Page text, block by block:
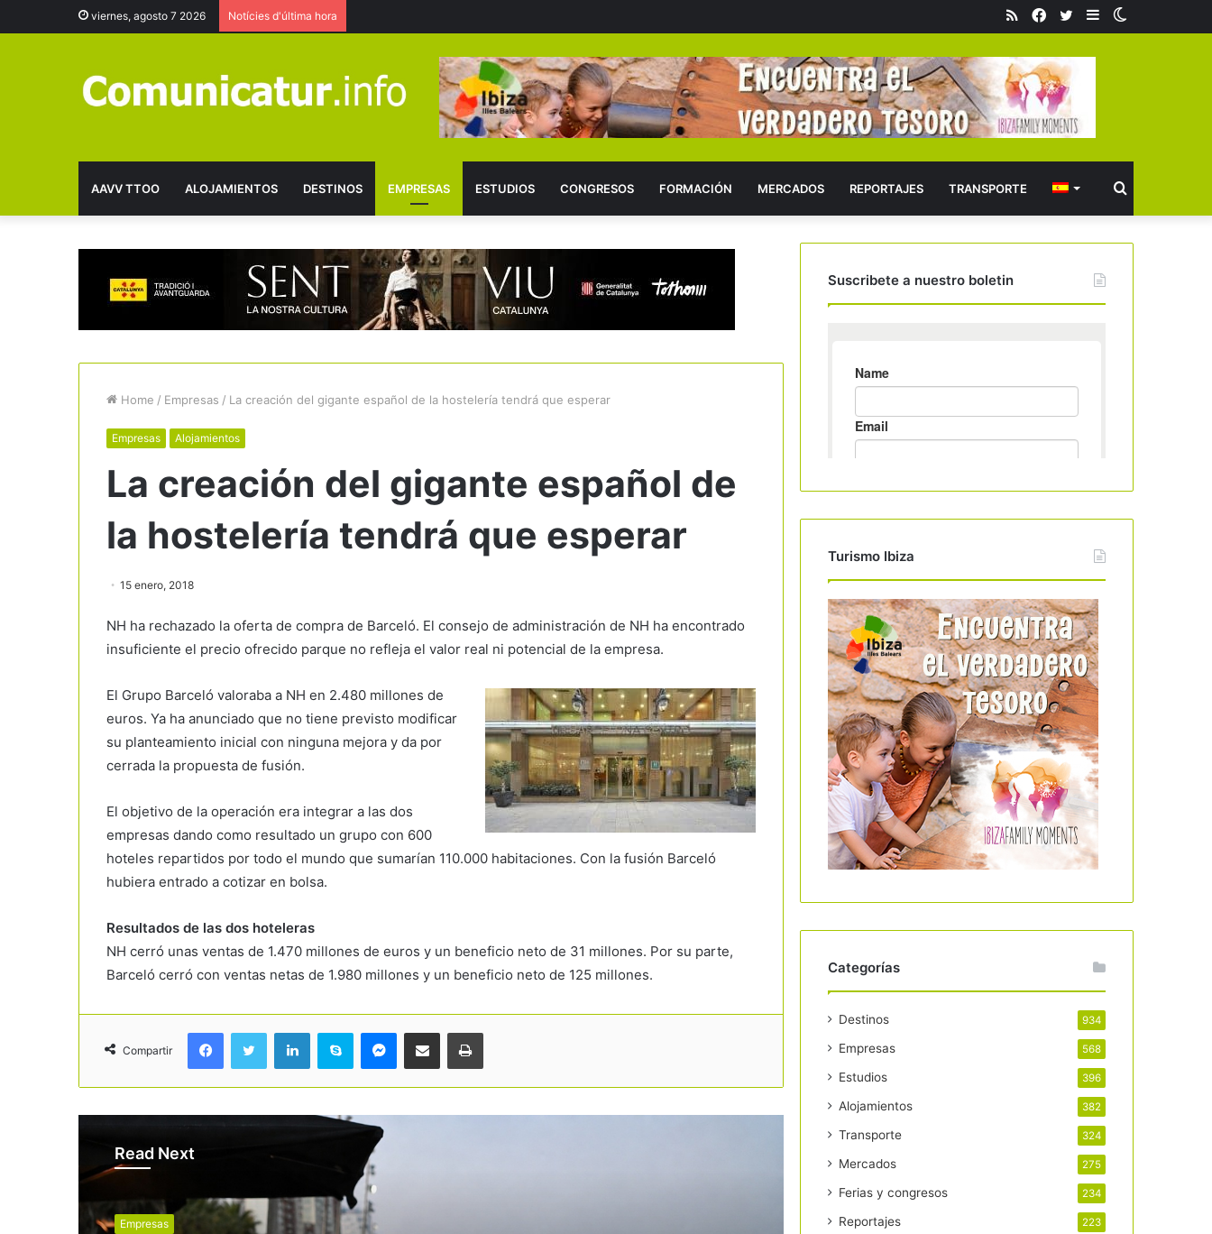
viernes, agosto 7 2026 Notícies d'última hora
Barra
Twitter
Facebook
RSS
AAVV TTOO ALOJAMIENTOS DESTINOS EMPRESAS ESTUDIOS CONGRESOS FORMACIÓN MERCADOS REPORTAJES TRANSPORTE Buscar
Home / Empresas / La creación del gigante español de la hostelería tendrá que esperar
Empresas Alojamientos
La creación del gigante español de
la hostelería tendrá que esperar
15 enero, 2018
NH ha rechazado la oferta de compra de Barceló. El consejo de administración de NH ha encontrado
insuficiente el precio ofrecido parque no refleja el valor real ni potencial de la empresa.
El Grupo Barceló valoraba a NH en 2.480 millones de
euros. Ya ha anunciado que no tiene previsto modificar
su planteamiento inicial con ninguna mejora y da por
cerrada la propuesta de fusión.
El objetivo de la operación era integrar a las dos
empresas dando como resultado un grupo con 600
hoteles repartidos por todo el mundo que sumarían 110.000 habitaciones. Con la fusión Barceló
hubiera entrado a cotizar en bolsa.
Resultados de las dos hoteleras
NH cerró unas ventas de 1.470 millones de euros y un beneficio neto de 31 millones. Por su parte,
Barceló cerró con ventas netas de 1.980 millones y un beneficio neto de 125 millones.
Compartir
Read Next
Empresas
prohibición llegará también a terrazas
y playas
acelerador y apunta a un nuevo
profesionales
Suscribete a nuestro boletin
Turismo Ibiza
Categorías
Destinos 934
Empresas 568
Estudios 396
Alojamientos 382
Transporte 324
Mercados 275
Ferias y congresos 234
Reportajes 223